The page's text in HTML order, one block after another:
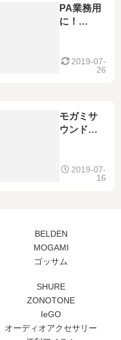
ーブル！
PA業務用
に！
2930
ーブル！
2019-07-
26
モガミサ
ウンドを
で！
4chマルチ
マイクケ
ーブル！
2019-07-
16
BELDEN
MOGAMI
ゴッサム
SHURE
ZONOTONE
IeGO
オーディオアクセサリー